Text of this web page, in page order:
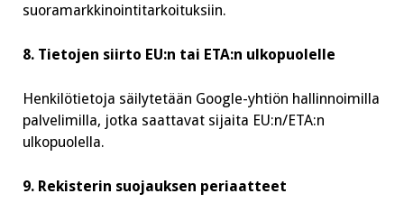
suoramarkkinointitarkoituksiin.
8. Tietojen siirto EU:n tai ETA:n ulkopuolelle
Henkilötietoja säilytetään Google-yhtiön hallinnoimilla
palvelimilla, jotka saattavat sijaita EU:n/ETA:n
ulkopuolella.
9. Rekisterin suojauksen periaatteet